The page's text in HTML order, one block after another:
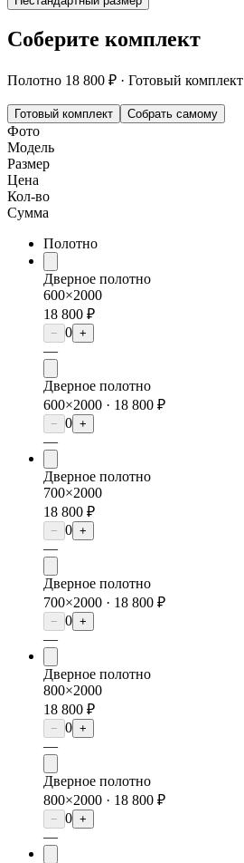
Соберите комплект
Полотно 18 800 ₽ · Готовый комплект
Готовый комплект Собрать самому
Фото
Модель
Размер
Цена
Кол-во
Сумма
Полотно
Дверное полотно
600×2000
18 800 ₽
− 0 +
—
Дверное полотно
600×2000 · 18 800 ₽
− 0 +
—
Дверное полотно
700×2000
18 800 ₽
− 0 +
—
Дверное полотно
700×2000 · 18 800 ₽
− 0 +
—
Дверное полотно
800×2000
18 800 ₽
− 0 +
—
Дверное полотно
800×2000 · 18 800 ₽
− 0 +
—